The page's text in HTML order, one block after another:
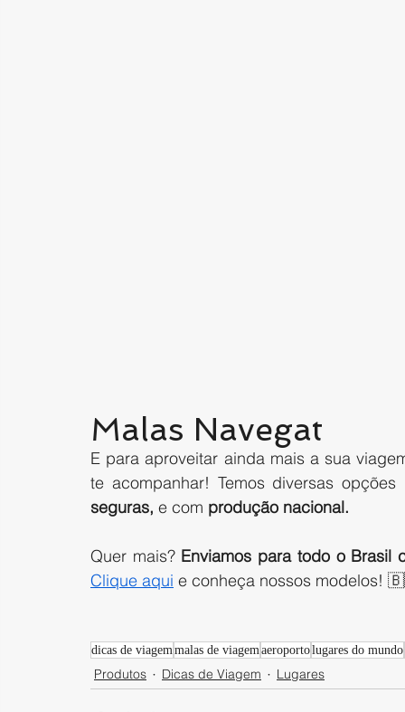
Malas Navegat
E para aproveitar ainda mais a sua
te acompanhar! Temos diversas opções
seguras, e com produção nacional.
Quer mais? Enviamos para todo o Brasil
Clique aqui e conheça nossos modelos!
dicas de viagem malas de viagem aeroportolugares do mundo
Produtos Dicas de Viagem Lugares